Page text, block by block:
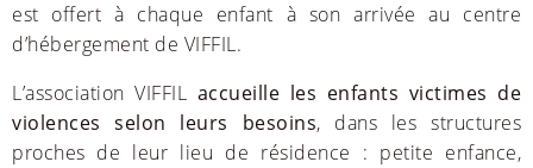
est offert à chaque enfant à son arrivée au centre
d’hébergement de VIFFIL.
L’association VIFFIL accueille les enfants victimes de
violences selon leurs besoins, dans les structures
proches de leur lieu de résidence : petite enfance,